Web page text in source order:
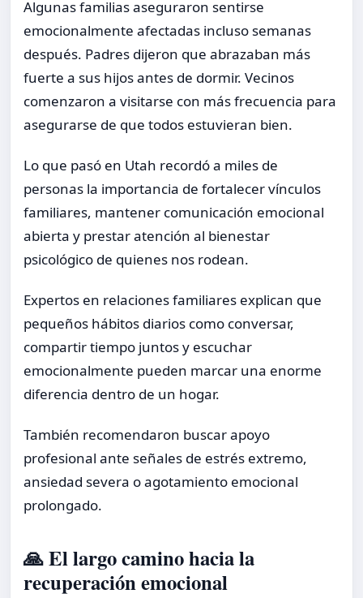
Algunas familias aseguraron sentirse
emocionalmente afectadas incluso semanas
después. Padres dijeron que abrazaban más
fuerte a sus hijos antes de dormir. Vecinos
comenzaron a visitarse con más frecuencia para
asegurarse de que todos estuvieran bien.
Lo que pasó en Utah recordó a miles de
personas la importancia de fortalecer vínculos
familiares, mantener comunicación emocional
abierta y prestar atención al bienestar
psicológico de quienes nos rodean.
Expertos en relaciones familiares explican que
pequeños hábitos diarios como conversar,
compartir tiempo juntos y escuchar
emocionalmente pueden marcar una enorme
diferencia dentro de un hogar.
También recomendaron buscar apoyo
profesional ante señales de estrés extremo,
ansiedad severa o agotamiento emocional
prolongado.
🙏 El largo camino hacia la
recuperación emocional